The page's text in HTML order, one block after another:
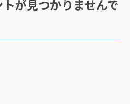
が見つかりませんで